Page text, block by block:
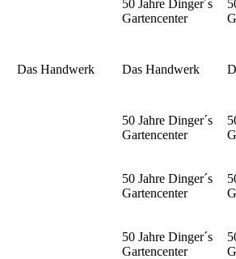
50 Jahre Dinger´s
Gartencenter
Das Handwerk Das Handwerk
50 Jahre Dinger´s
Gartencenter
50 Jahre Dinger´s
Gartencenter
50 Jahre Dinger´s
Gartencenter